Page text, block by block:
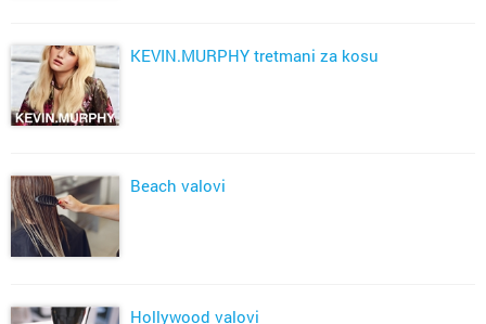
KEVIN.MURPHY tretmani za kosu
Beach valovi
Hollywood valovi